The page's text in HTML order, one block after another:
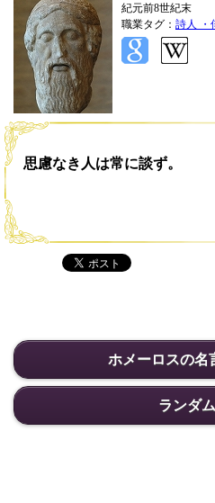
紀元前8世紀末
職業タグ： 詩人 ・
思慮なき人は常に談ず。
ホメーロスの名
ランダ